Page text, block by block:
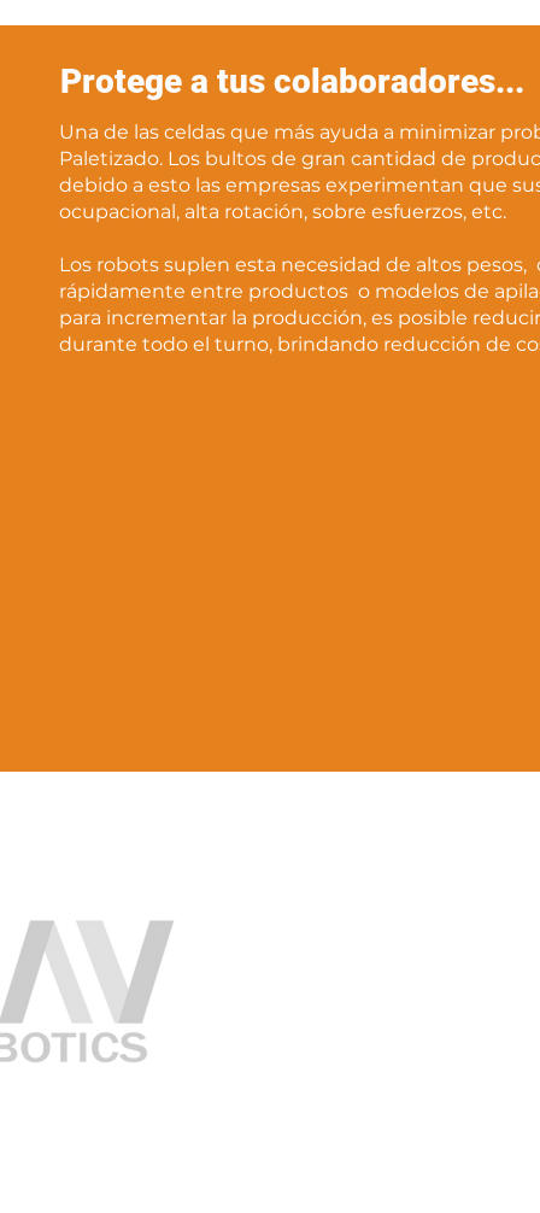
Protege a tus colaboradores...
Una de las celdas que más ayuda a minimizar
Paletizado. Los bultos de gran cantidad de
debido a esto las empresas experimentan que
ocupacional, alta rotación, sobre esfuerzos, etc.
Los robots suplen esta necesidad de altos
rápidamente entre productos o modelos de
para incrementar la producción, es posible
durante todo el turno, brindando reducción de